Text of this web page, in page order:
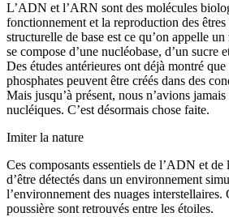
L’ADN et l’ARN sont des molécules
fonctionnement et la reproduction des
structurelle de base est ce qu’on appelle
se compose d’une nucléobase, d’un sucre
Des études antérieures ont déjà montré que
phosphates peuvent être créés dans des
Mais jusqu’à présent, nous n’avions
nucléiques. C’est désormais chose faite.
Imiter la nature
Ces composants essentiels de l’ADN et
d’être détectés dans un environnement
l’environnement des nuages interstellaires.
poussière sont retrouvés entre les étoiles.